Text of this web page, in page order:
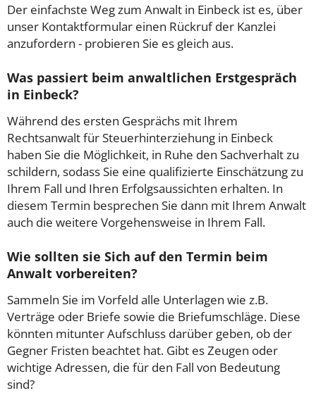
Der einfachste Weg zum Anwalt in Einbeck ist es, über
unser Kontaktformular einen Rückruf der Kanzlei
anzufordern - probieren Sie es gleich aus.
Was passiert beim anwaltlichen Erstgespräch
in Einbeck?
Während des ersten Gesprächs mit Ihrem
Rechtsanwalt für Steuerhinterziehung in Einbeck
haben Sie die Möglichkeit, in Ruhe den Sachverhalt zu
schildern, sodass Sie eine qualifizierte Einschätzung zu
Ihrem Fall und Ihren Erfolgsaussichten erhalten. In
diesem Termin besprechen Sie dann mit Ihrem Anwalt
auch die weitere Vorgehensweise in Ihrem Fall.
Wie sollten sie Sich auf den Termin beim
Anwalt vorbereiten?
Sammeln Sie im Vorfeld alle Unterlagen wie z.B.
Verträge oder Briefe sowie die Briefumschläge. Diese
könnten mitunter Aufschluss darüber geben, ob der
Gegner Fristen beachtet hat. Gibt es Zeugen oder
wichtige Adressen, die für den Fall von Bedeutung
sind?